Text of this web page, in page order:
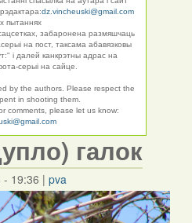
dz.vincheuski@gmail.com
пытаннях
забаронена размяшчаць
на пост, таксама абавязковы
і далей канкрэтны адрас на
серыі на сайце.
by the authors. Please respect the
in shooting them.
comments, please let us know:
галок
- 19:36 |pva